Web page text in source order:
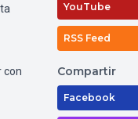
con
YouTube
RSS Feed
Compartir
Facebook